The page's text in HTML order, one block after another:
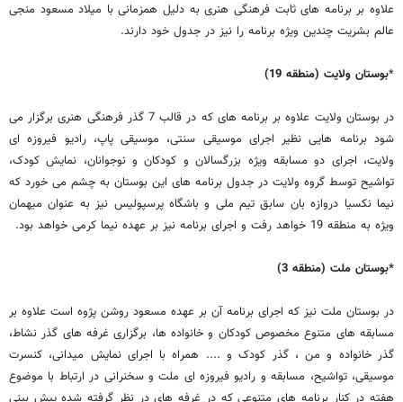
علاوه بر برنامه های ثابت فرهنگی هنری به دلیل همزمانی با میلاد مسعود منجی
عالم بشریت چندین ویژه برنامه را نیز در جدول خود دارند.
*بوستان ولایت (منطقه 19)
در بوستان ولایت علاوه بر برنامه های که در قالب 7 گذر فرهنگی هنری برگزار می
شود برنامه هایی نظیر اجرای موسیقی سنتی، موسیقی پاپ، رادیو فیروزه ای
ولایت، اجرای دو مسابقه ویژه بزرگسالان و کودکان و نوجوانان، نمایش کودک،
تواشیح توسط گروه ولایت در جدول برنامه های این بوستان به چشم می خورد که
نیما نکسیا دروازه بان سابق تیم ملی و باشگاه پرسپولیس نیز به عنوان میهمان
ویژه به منطقه 19 خواهد رفت و اجرای برنامه نیز بر عهده نیما کرمی خواهد بود.
*بوستان ملت (منطقه 3)
در بوستان ملت نیز که اجرای برنامه آن بر عهده مسعود روشن پژوه است علاوه بر
مسابقه های متنوع مخصوص کودکان و خانواده ها، برگزاری غرفه های گذر نشاط،
گذر خانواده و من ، گذر کودک و .... همراه با اجرای نمایش میدانی، کنسرت
موسیقی، تواشیح، مسابقه و رادیو فیروزه ای ملت و سخنرانی در ارتباط با موضوع